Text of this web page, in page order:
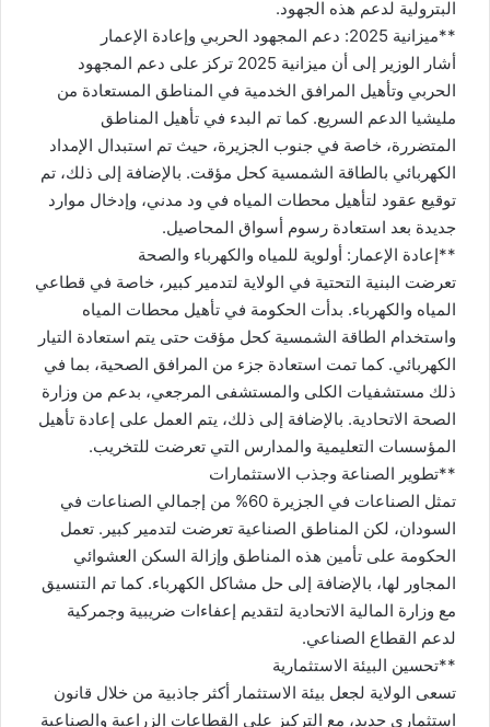
البترولية لدعم هذه الجهود.
**ميزانية 2025: دعم المجهود الحربي وإعادة الإعمار
أشار الوزير إلى أن ميزانية 2025 تركز على دعم المجهود
الحربي وتأهيل المرافق الخدمية في المناطق المستعادة من
مليشيا الدعم السريع. كما تم البدء في تأهيل المناطق
المتضررة، خاصة في جنوب الجزيرة، حيث تم استبدال الإمداد
الكهربائي بالطاقة الشمسية كحل مؤقت. بالإضافة إلى ذلك، تم
توقيع عقود لتأهيل محطات المياه في ود مدني، وإدخال موارد
جديدة بعد استعادة رسوم أسواق المحاصيل.
**إعادة الإعمار: أولوية للمياه والكهرباء والصحة
تعرضت البنية التحتية في الولاية لتدمير كبير، خاصة في قطاعي
المياه والكهرباء. بدأت الحكومة في تأهيل محطات المياه
واستخدام الطاقة الشمسية كحل مؤقت حتى يتم استعادة التيار
الكهربائي. كما تمت استعادة جزء من المرافق الصحية، بما في
ذلك مستشفيات الكلى والمستشفى المرجعي، بدعم من وزارة
الصحة الاتحادية. بالإضافة إلى ذلك، يتم العمل على إعادة تأهيل
المؤسسات التعليمية والمدارس التي تعرضت للتخريب.
**تطوير الصناعة وجذب الاستثمارات
تمثل الصناعات في الجزيرة 60% من إجمالي الصناعات في
السودان، لكن المناطق الصناعية تعرضت لتدمير كبير. تعمل
الحكومة على تأمين هذه المناطق وإزالة السكن العشوائي
المجاور لها، بالإضافة إلى حل مشاكل الكهرباء. كما تم التنسيق
مع وزارة المالية الاتحادية لتقديم إعفاءات ضريبية وجمركية
لدعم القطاع الصناعي.
**تحسين البيئة الاستثمارية
تسعى الولاية لجعل بيئة الاستثمار أكثر جاذبية من خلال قانون
استثماري جديد، مع التركيز على القطاعات الزراعية والصناعية